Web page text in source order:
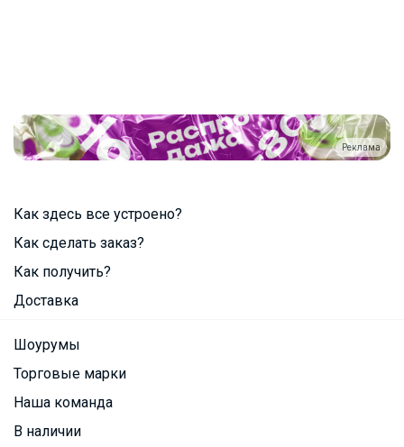
Реклама
Как здесь все устроено?
Как сделать заказ?
Как получить?
Доставка
Шоурумы
Торговые марки
Наша команда
В наличии